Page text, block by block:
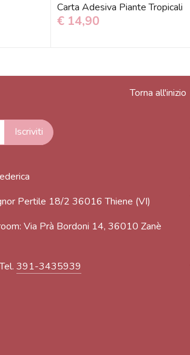
Carta Adesiva Piante Tropicali
€ 14,90
Torna all'inizio
Pertile 18/2 36016 Thiene (VI)
Via Prà Bordoni 14, 36010 Zanè
391-3435939